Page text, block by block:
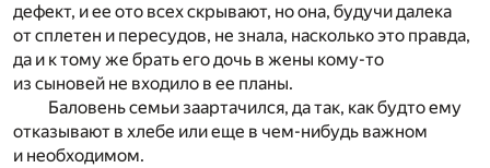
дефект, и ее ото всех скрывают, но она, будучи далека
от сплетен и пересудов, не знала, насколько это правда,
да и к тому же брать его дочь в жены кому-то
из сыновей не входило в ее планы.
Баловень семьи заартачился, да так, как будто ему
отказывают в хлебе или еще в чем-нибудь важном
и необходимом.